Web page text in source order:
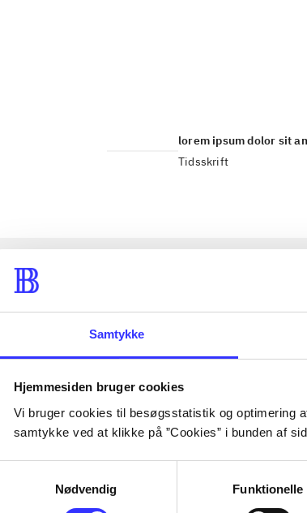
Samtykke
Hjemmesiden bruger cookies
Vi bruger cookies til besøgsstatistik og optimering
samtykke ved at klikke på ”Cookies” i bunden af
Nødvendig
Funktionelle
lorem ipsum dolor sit
Tidsskrift